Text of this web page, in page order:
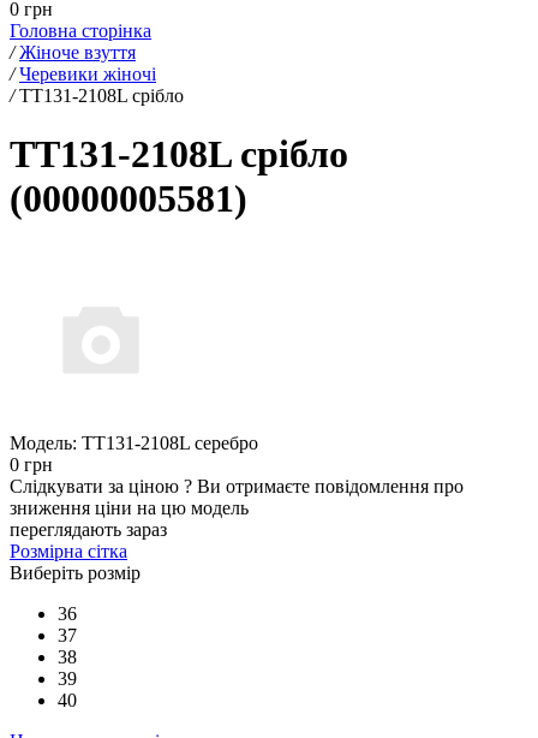
0 грн
Головна сторінка
/ Жіноче взуття
/ Черевики жіночі
/ TT131-2108L срібло
TT131-2108L срібло
(00000005581)
Модель: TT131-2108L серебро
0 грн
Слідкувати за ціною ? Ви отримаєте повідомлення про
зниження ціни на цю модель
переглядають зараз
Розмірна сітка
Виберіть розмір
36
37
38
39
40